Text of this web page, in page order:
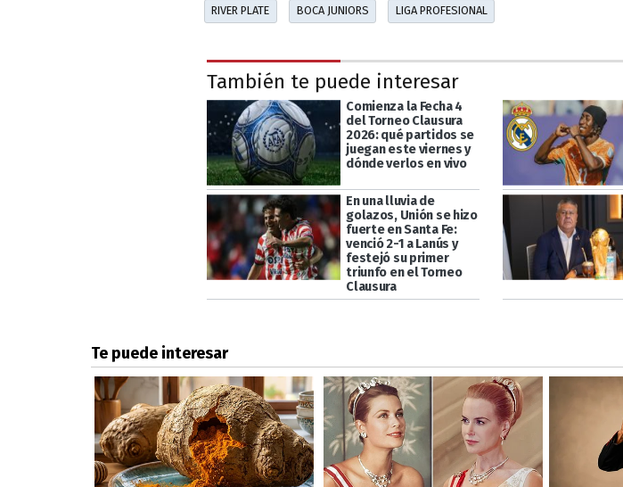
RIVER PLATE BOCA JUNIORS LIGA PROFESIONAL
También te puede interesar
Comienza la Fecha 4
del Torneo Clausura
2026: qué partidos se
juegan este viernes y
dónde verlos en vivo
En una lluvia de
golazos, Unión se hizo
fuerte en Santa Fe:
venció 2-1 a Lanús y
festejó su primer
triunfo en el Torneo
Clausura